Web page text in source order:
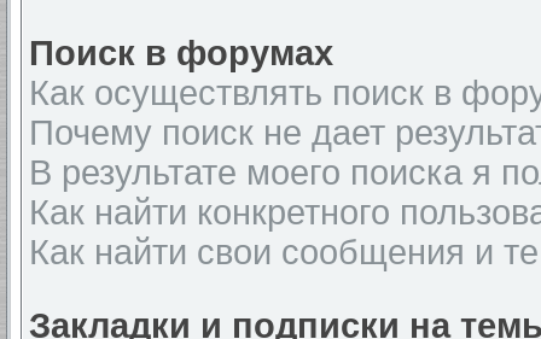
Поиск в форумах
Как осуществлять поиск в
Почему поиск не дает
В результате моего поиска я
Как найти конкретного
Как найти свои сообщения и
Закладки и подписки на